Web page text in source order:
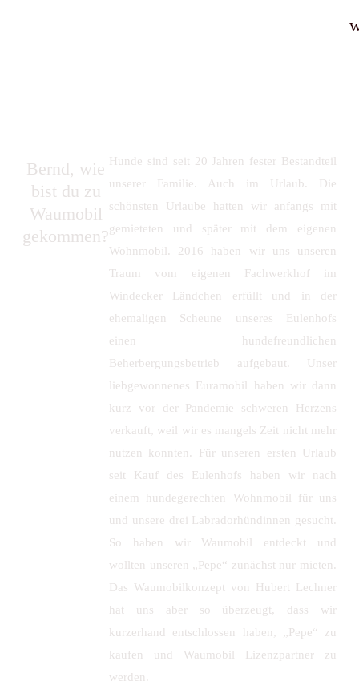
Bernd, wie
bist du zu
Waumobil
gekommen?
Hunde sind seit 20 Jahren fester Bestandteil
unserer Familie. Auch im Urlaub. Die
schönsten Urlaube hatten wir anfangs mit
gemieteten und später mit dem eigenen
Wohnmobil. 2016 haben wir uns unseren
Traum vom eigenen Fachwerkhof im
Windecker Ländchen erfüllt und in der
ehemaligen Scheune unseres Eulenhofs
einen hundefreundlichen
Beherbergungsbetrieb aufgebaut. Unser
liebgewonnenes Euramobil haben wir dann
kurz vor der Pandemie schweren Herzens
verkauft, weil wir es mangels Zeit nicht mehr
nutzen konnten. Für unseren ersten Urlaub
seit Kauf des Eulenhofs haben wir nach
einem hundegerechten Wohnmobil für uns
und unsere drei Labradorhündinnen gesucht.
So haben wir Waumobil entdeckt und
wollten unseren „Pepe“ zunächst nur mieten.
Das Waumobilkonzept von Hubert Lechner
hat uns aber so überzeugt, dass wir
kurzerhand entschlossen haben, „Pepe“ zu
kaufen und Waumobil Lizenzpartner zu
werden.